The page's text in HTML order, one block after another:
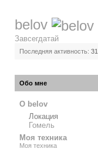
belov
Завсегдатай
Последняя активность:
Обо мне
О belov
Локация
Гомель
Моя техника
Моя техника